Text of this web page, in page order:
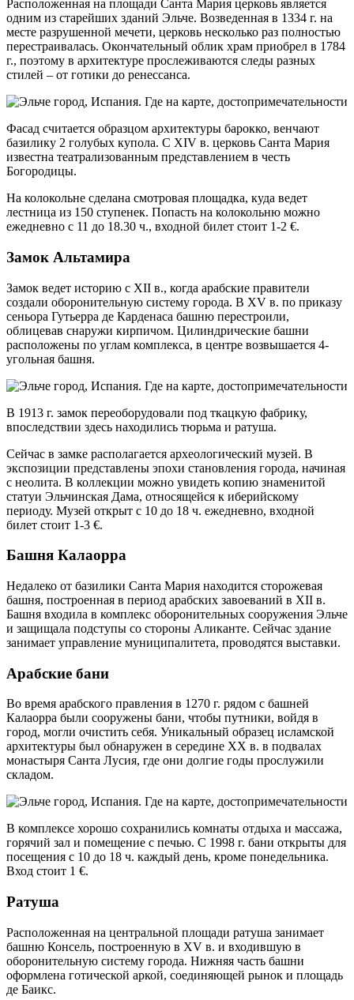
Расположенная на площади Санта Мария церковь является
одним из старейших зданий Эльче. Возведенная в 1334 г. на
месте разрушенной мечети, церковь несколько раз полностью
перестраивалась. Окончательный облик храм приобрел в 1784
г., поэтому в архитектуре прослеживаются следы разных
стилей – от готики до ренессанса.
Фасад считается образцом архитектуры барокко, венчают
базилику 2 голубых купола. С XIV в. церковь Санта Мария
известна театрализованным представлением в честь
Богородицы.
На колокольне сделана смотровая площадка, куда ведет
лестница из 150 ступенек. Попасть на колокольню можно
ежедневно с 11 до 18.30 ч., входной билет стоит 1-2 €.
Замок Альтамира
Замок ведет историю с XII в., когда арабские правители
создали оборонительную систему города. В XV в. по приказу
сеньора Гутьерра де Карденаса башню перестроили,
облицевав снаружи кирпичом. Цилиндрические башни
расположены по углам комплекса, в центре возвышается 4-
угольная башня.
В 1913 г. замок переоборудовали под ткацкую фабрику,
впоследствии здесь находились тюрьма и ратуша.
Сейчас в замке располагается археологический музей. В
экспозиции представлены эпохи становления города, начиная
с неолита. В коллекции можно увидеть копию знаменитой
статуи Эльчинская Дама, относящейся к иберийскому
периоду. Музей открыт с 10 до 18 ч. ежедневно, входной
билет стоит 1-3 €.
Башня Калаорра
Недалеко от базилики Санта Мария находится сторожевая
башня, построенная в период арабских завоеваний в XII в.
Башня входила в комплекс оборонительных сооружения Эльче
и защищала подступы со стороны Аликанте. Сейчас здание
занимает управление муниципалитета, проводятся выставки.
Арабские бани
Во время арабского правления в 1270 г. рядом с башней
Калаорра были сооружены бани, чтобы путники, войдя в
город, могли очистить себя. Уникальный образец исламской
архитектуры был обнаружен в середине XX в. в подвалах
монастыря Санта Лусия, где они долгие годы прослужили
складом.
В комплексе хорошо сохранились комнаты отдыха и массажа,
горячий зал и помещение с печью. С 1998 г. бани открыты для
посещения с 10 до 18 ч. каждый день, кроме понедельника.
Вход стоит 1 €.
Ратуша
Расположенная на центральной площади ратуша занимает
башню Консель, построенную в XV в. и входившую в
оборонительную систему города. Нижняя часть башни
оформлена готической аркой, соединяющей рынок и площадь
де Баикс.